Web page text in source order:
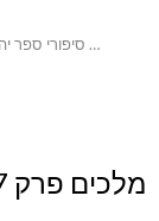
סיפורי ספר